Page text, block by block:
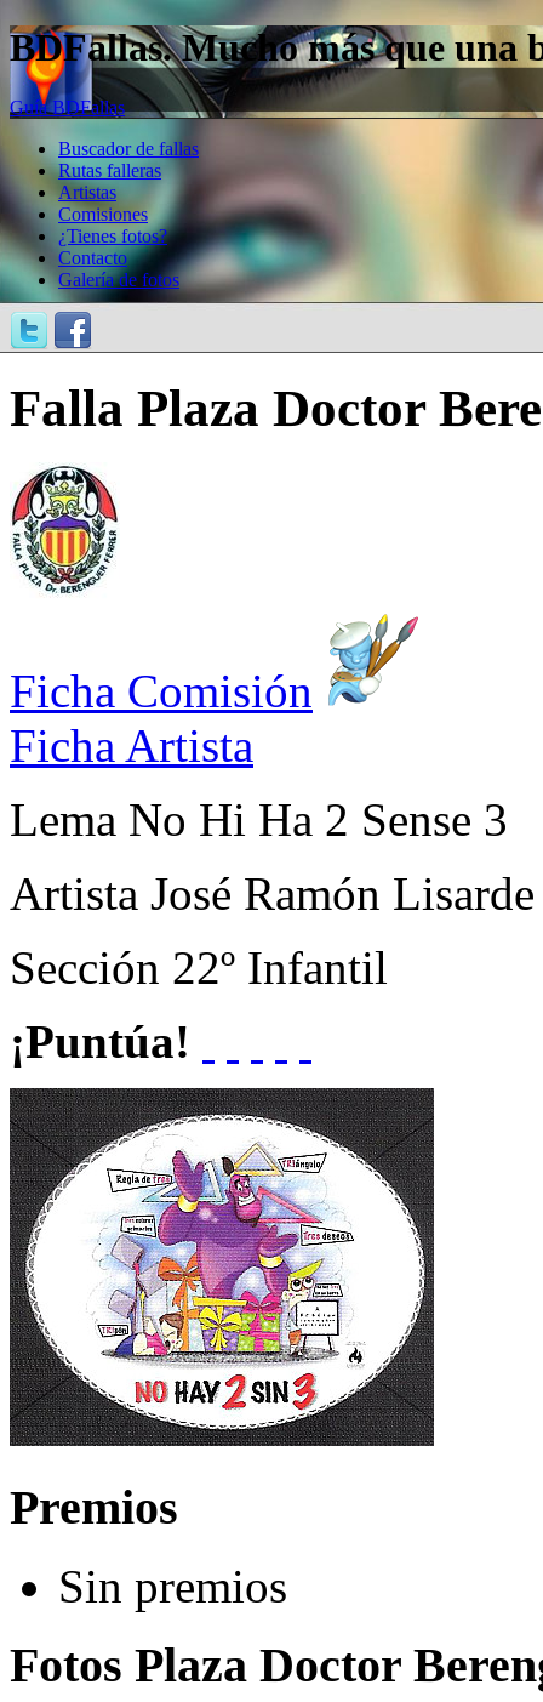
BDFallas. Mucho más que una
Guía BDFallas
Buscador de fallas
Rutas falleras
Artistas
Comisiones
¿Tienes fotos?
Contacto
Galería de fotos
Falla Plaza Doctor
Ficha Comisión
Ficha Artista
Lema No Hi Ha 2 Sense 3
Artista José Ramón
Sección 22º Infantil
¡Puntúa!
Premios
Sin premios
Fotos Plaza Doctor